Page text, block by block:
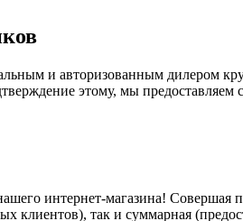
и авторизованным дилером
этому, мы предоставляем
интернет-магазина!
клиентов), так и суммарная